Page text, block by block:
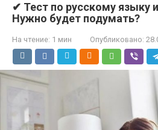
✔ Тест по русскому языку
Нужно будет подумать?
На чтение: 1 мин Опубликовано: